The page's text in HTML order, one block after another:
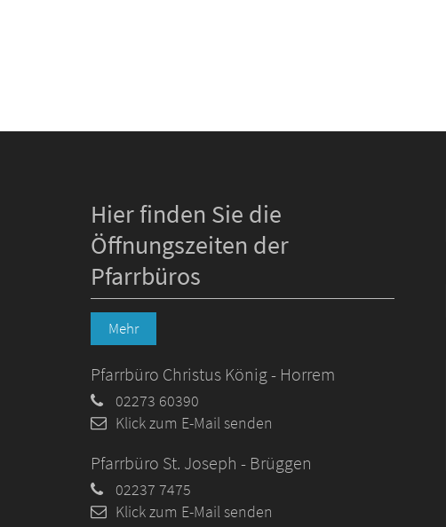
Hier finden Sie die
Öffnungszeiten der
Pfarrbüros
Mehr
Pfarrbüro Christus König - Horrem
02273 60390
Klick zum E-Mail senden
Pfarrbüro St. Joseph - Brüggen
02237 7475
Klick zum E-Mail senden